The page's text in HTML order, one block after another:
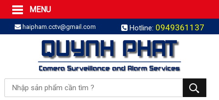
MENU
Trang Chủ
Sản phẩm
SẢN PHẨM TRỌN GÓI
LẮP BÁO TRỘM TRỌN GÓI
LẮP CAMERA TRỌN GÓI
Camera IP
haipham.cctv@gmail.com Hotline: 0949361137